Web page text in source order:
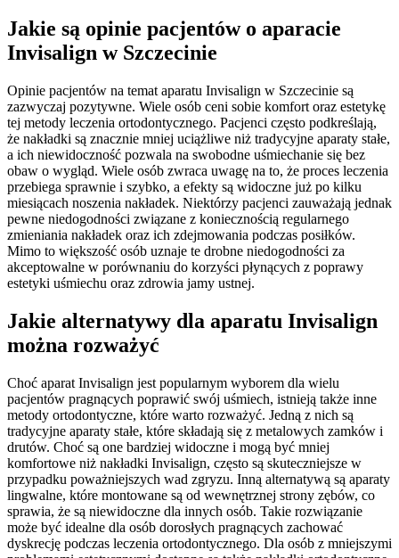
Jakie są opinie pacjentów o aparacie
Invisalign w Szczecinie
Opinie pacjentów na temat aparatu Invisalign w Szczecinie są
zazwyczaj pozytywne. Wiele osób ceni sobie komfort oraz estetykę
tej metody leczenia ortodontycznego. Pacjenci często podkreślają,
że nakładki są znacznie mniej uciążliwe niż tradycyjne aparaty stałe,
a ich niewidoczność pozwala na swobodne uśmiechanie się bez
obaw o wygląd. Wiele osób zwraca uwagę na to, że proces leczenia
przebiega sprawnie i szybko, a efekty są widoczne już po kilku
miesiącach noszenia nakładek. Niektórzy pacjenci zauważają jednak
pewne niedogodności związane z koniecznością regularnego
zmieniania nakładek oraz ich zdejmowania podczas posiłków.
Mimo to większość osób uznaje te drobne niedogodności za
akceptowalne w porównaniu do korzyści płynących z poprawy
estetyki uśmiechu oraz zdrowia jamy ustnej.
Jakie alternatywy dla aparatu Invisalign
można rozważyć
Choć aparat Invisalign jest popularnym wyborem dla wielu
pacjentów pragnących poprawić swój uśmiech, istnieją także inne
metody ortodontyczne, które warto rozważyć. Jedną z nich są
tradycyjne aparaty stałe, które składają się z metalowych zamków i
drutów. Choć są one bardziej widoczne i mogą być mniej
komfortowe niż nakładki Invisalign, często są skuteczniejsze w
przypadku poważniejszych wad zgryzu. Inną alternatywą są aparaty
lingwalne, które montowane są od wewnętrznej strony zębów, co
sprawia, że są niewidoczne dla innych osób. Takie rozwiązanie
może być idealne dla osób dorosłych pragnących zachować
dyskrecję podczas leczenia ortodontycznego. Dla osób z mniejszymi